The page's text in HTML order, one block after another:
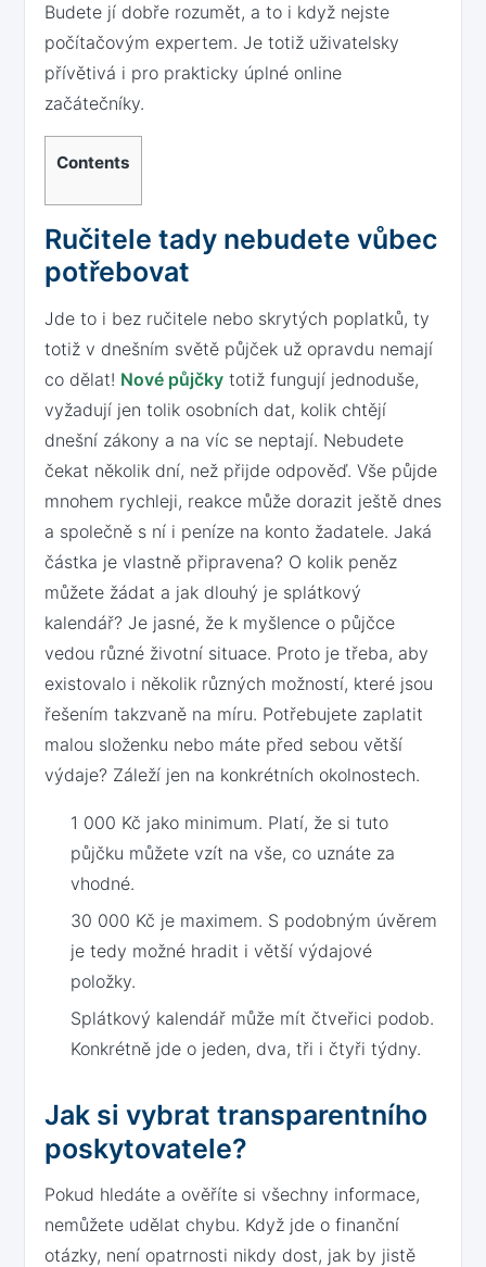
Budete jí dobře rozumět, a to i když nejste
počítačovým expertem. Je totiž uživatelsky
přívětivá i pro prakticky úplné online
začátečníky.
Contents
Ručitele tady nebudete vůbec
potřebovat
Jde to i bez ručitele nebo skrytých poplatků, ty
totiž v dnešním světě půjček už opravdu nemají
co dělat! Nové půjčky totiž fungují jednoduše,
vyžadují jen tolik osobních dat, kolik chtějí
dnešní zákony a na víc se neptají. Nebudete
čekat několik dní, než přijde odpověď. Vše půjde
mnohem rychleji, reakce může dorazit ještě dnes
a společně s ní i peníze na konto žadatele. Jaká
částka je vlastně připravena? O kolik peněz
můžete žádat a jak dlouhý je splátkový
kalendář? Je jasné, že k myšlence o půjčce
vedou různé životní situace. Proto je třeba, aby
existovalo i několik různých možností, které jsou
řešením takzvaně na míru. Potřebujete zaplatit
malou složenku nebo máte před sebou větší
výdaje? Záleží jen na konkrétních okolnostech.
1 000 Kč jako minimum. Platí, že si tuto
půjčku můžete vzít na vše, co uznáte za
vhodné.
30 000 Kč je maximem. S podobným úvěrem
je tedy možné hradit i větší výdajové
položky.
Splátkový kalendář může mít čtveřici podob.
Konkrétně jde o jeden, dva, tři i čtyři týdny.
Jak si vybrat transparentního
poskytovatele?
Pokud hledáte a ověříte si všechny informace,
nemůžete udělat chybu. Když jde o finanční
otázky, není opatrnosti nikdy dost, jak by jistě